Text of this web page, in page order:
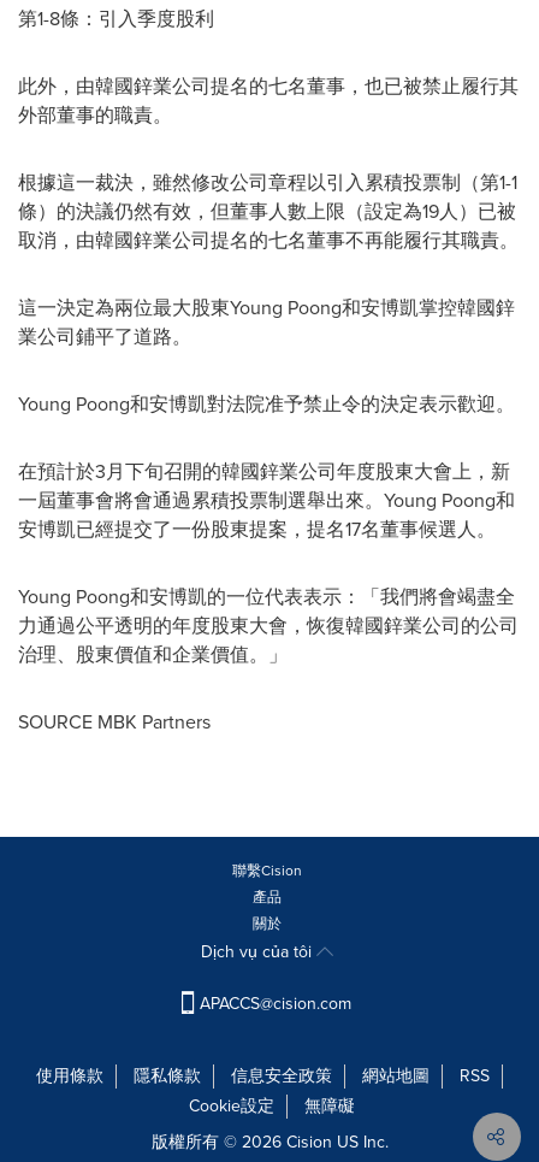
第1-8條：引入季度股利
此外，由韓國鋅業公司提名的七名董事，也已被禁止履行其
外部董事的職責。
根據這一裁決，雖然修改公司章程以引入累積投票制（第1-1
條）的決議仍然有效，但董事人數上限（設定為19人）已被
取消，由韓國鋅業公司提名的七名董事不再能履行其職責。
這一決定為兩位最大股東Young Poong和安博凱掌控韓國鋅
業公司鋪平了道路。
Young Poong和安博凱對法院准予禁止令的決定表示歡迎。
在預計於3月下旬召開的韓國鋅業公司年度股東大會上，新
一屆董事會將會通過累積投票制選舉出來。Young Poong和
安博凱已經提交了一份股東提案，提名17名董事候選人。
Young Poong和安博凱的一位代表表示：「我們將會竭盡全
力通過公平透明的年度股東大會，恢復韓國鋅業公司的公司
治理、股東價值和企業價值。」
SOURCE MBK Partners
聯繫Cision
產品
關於
Dịch vụ của tôi
APACCS@cision.com
使用條款 隱私條款 信息安全政策 網站地圖
RSS
Cookie設定
無障礙
版權所有 © 2026 Cision US Inc.